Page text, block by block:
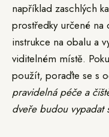
například zaschlých
prostředky určené na
instrukce na obalu a
viditelném místě.
použít, poraďte se s
pravidelná péče a
dveře budou vypadat